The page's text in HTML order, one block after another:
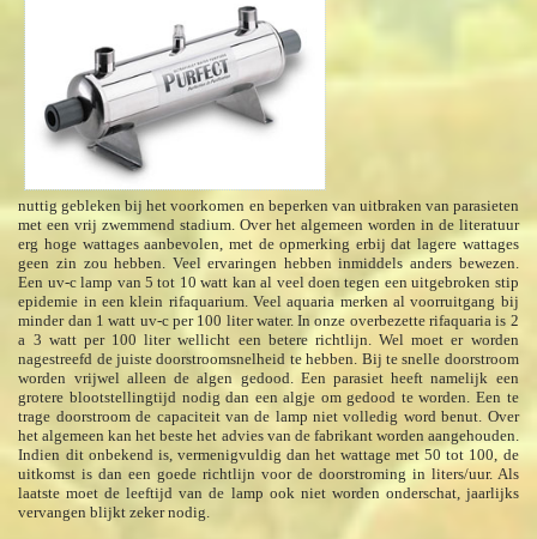
nuttig gebleken bij het voorkomen en beperken van uitbraken van parasieten
met een vrij zwemmend stadium. Over het algemeen worden in de literatuur
erg hoge wattages aanbevolen, met de opmerking erbij dat lagere wattages
geen zin zou hebben. Veel ervaringen hebben inmiddels anders bewezen.
Een uv-c lamp van 5 tot 10 watt kan al veel doen tegen een uitgebroken stip
epidemie in een klein rifaquarium. Veel aquaria merken al voorruitgang bij
minder dan 1 watt uv-c per 100 liter water. In onze overbezette rifaquaria is 2
a 3 watt per 100 liter wellicht een betere richtlijn. Wel moet er worden
nagestreefd de juiste doorstroomsnelheid te hebben. Bij te snelle doorstroom
worden vrijwel alleen de algen gedood. Een parasiet heeft namelijk een
grotere blootstellingtijd nodig dan een algje om gedood te worden. Een te
trage doorstroom de capaciteit van de lamp niet volledig word benut. Over
het algemeen kan het beste het advies van de fabrikant worden aangehouden.
Indien dit onbekend is, vermenigvuldig dan het wattage met 50 tot 100, de
uitkomst is dan een goede richtlijn voor de doorstroming in liters/uur. Als
laatste moet de leeftijd van de lamp ook niet worden onderschat, jaarlijks
vervangen blijkt zeker nodig.